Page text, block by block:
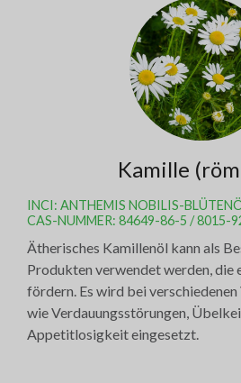
Kamille
INCI: ANTHEMIS NOBILIS-
CAS-NUMMER: 84649-86-5 / 8015-
Ätherisches Kamillenöl kann als
Produkten verwendet werden, die
fördern. Es wird bei
wie Verdauungsstörungen,
Appetitlosigkeit eingesetzt.